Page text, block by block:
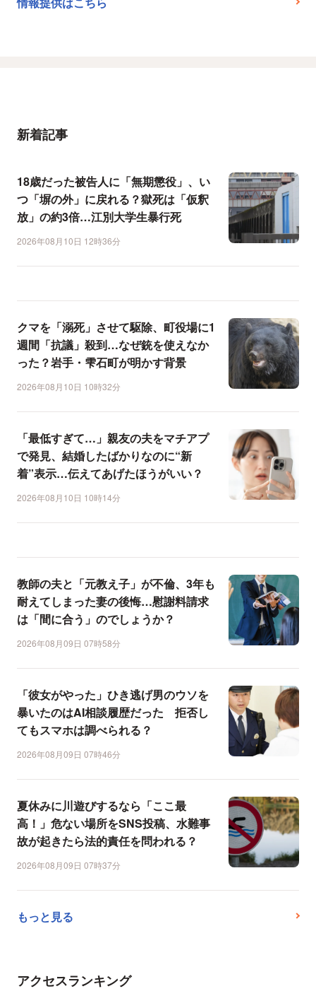
新着記事
18歳だった被告人に「無期懲役」、い
つ「塀の外」に戻れる？獄死は「仮釈
放」の約3倍…江別大学生暴行死
2026年08月10日 12時36分
クマを「溺死」させて駆除、町役場に1
週間「抗議」殺到…なぜ銃を使えなか
った？岩手・雫石町が明かす背景
2026年08月10日 10時32分
「最低すぎて…」親友の夫をマチアプ
で発見、結婚したばかりなのに“新
着”表示…伝えてあげたほうがいい？
2026年08月10日 10時14分
教師の夫と「元教え子」が不倫、3年も
耐えてしまった妻の後悔…慰謝料請求
は「間に合う」のでしょうか？
2026年08月09日 07時58分
「彼女がやった」ひき逃げ男のウソを
暴いたのはAI相談履歴だった 拒否し
てもスマホは調べられる？
2026年08月09日 07時46分
夏休みに川遊びするなら「ここ最
高！」危ない場所をSNS投稿、水難事
故が起きたら法的責任を問われる？
2026年08月09日 07時37分
もっと見る
アクセスランキング